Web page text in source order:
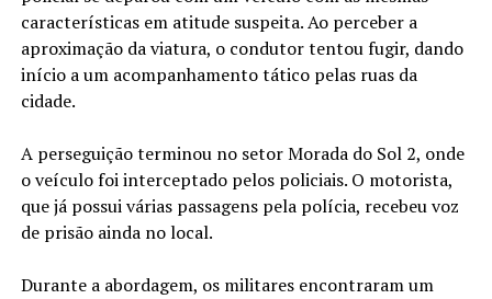
características em atitude suspeita. Ao perceber a
aproximação da viatura, o condutor tentou fugir, dando
início a um acompanhamento tático pelas ruas da
cidade.
A perseguição terminou no setor Morada do Sol 2, onde
o veículo foi interceptado pelos policiais. O motorista,
que já possui várias passagens pela polícia, recebeu voz
de prisão ainda no local.
Durante a abordagem, os militares encontraram um